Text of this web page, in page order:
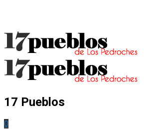
17 Pueblos
0